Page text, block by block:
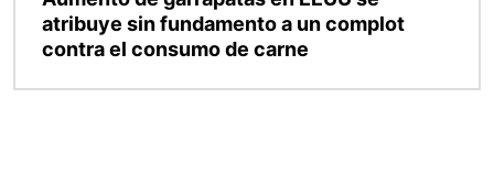
atribuye sin fundamento a un complot
contra el consumo de carne